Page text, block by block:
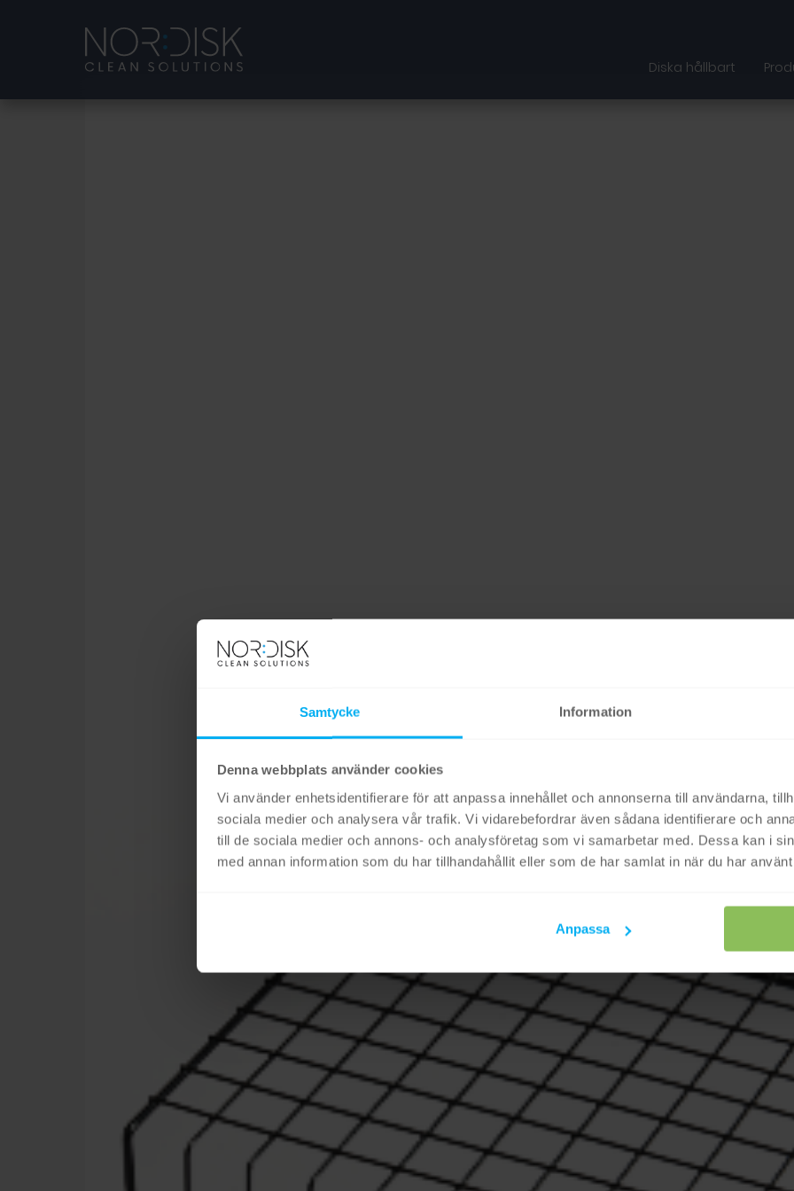
Samtycke Information
Denna webbplats använder cookies
Vi använder enhetsidentifierare för att anpassa innehållet och annonserna till användarna,
sociala medier och analysera vår trafik. Vi vidarebefordrar även sådana identifierare och
till de sociala medier och annons- och analysföretag som vi samarbetar med. Dessa kan i
med annan information som du har tillhandahållit eller som de har samlat in när du har
Anpassa
Diska hållbart